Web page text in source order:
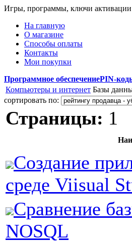
Игры, программы, ключи активации
На главную
О магазине
Способы оплаты
Контакты
Мои покупки
Программное обеспечениеPIN-
Компьютеры и интернет Базы
сортировать по:
Страницы: 1
Создание
среде Viisual
Сравнение
NOSQL